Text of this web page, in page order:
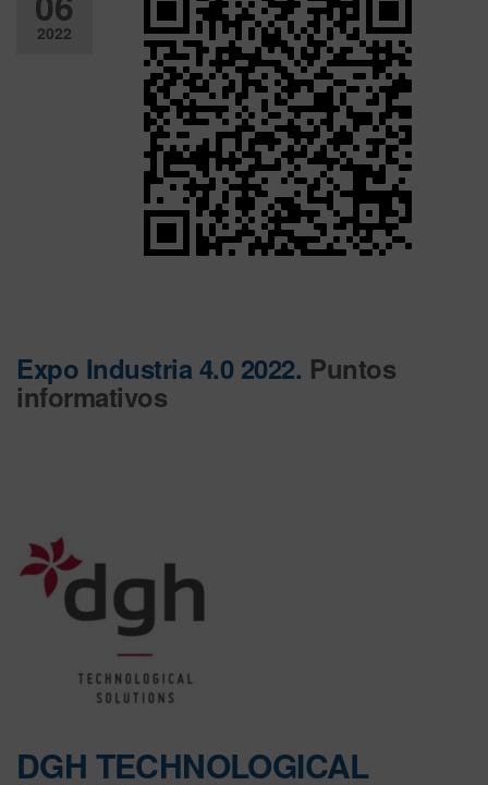
2022
Expo Industria 4.0 2022. Puntos
informativos
DGH TECHNOLOGICAL